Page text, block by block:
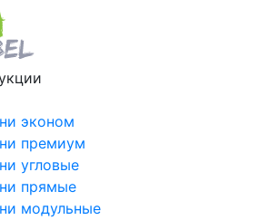
эконом
премиум
угловые
прямые
модульные